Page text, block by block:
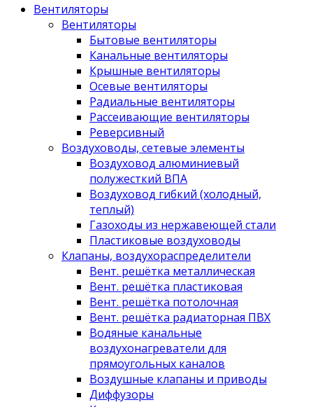
Вентиляторы
Вентиляторы
Бытовые вентиляторы
Канальные вентиляторы
Крышные вентиляторы
Осевые вентиляторы
Радиальные вентиляторы
Рассеивающие вентиляторы
Реверсивный
Воздуховоды, сетевые элементы
Воздуховод алюминиевый
полужесткий ВПА
Воздуховод гибкий (холодный,
теплый)
Газоходы из нержавеющей стали
Пластиковые воздуховоды
Клапаны, воздухораспределители
Вент. решётка металлическая
Вент. решётка пластиковая
Вент. решётка потолочная
Вент. решётка радиаторная ПВХ
Водяные канальные
воздухонагреватели для
прямоугольных каналов
Воздушные клапаны и приводы
Диффузоры